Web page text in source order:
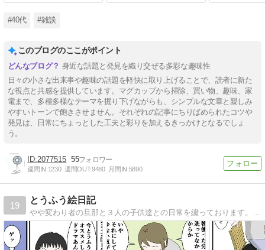
#40代 #雑談
このブログのここがポイント
身近な話題と発見を織り交ぜる多彩な趣味性
日々の小さな出来事や趣味の話題を軽快に取り上げることで、読者に新た
な視点と共感を提供しています。マグカップから掃除、買い物、趣味、家
電まで、多種多様なテーマを掘り下げながらも、シンプルな文章と親しみ
やすいトーンで飽きさせません。それぞれの記事にちりばめられたコツや
発見は、日常にちょっとした工夫と彩りを加えるきっかけとなるでしょ
う。
2077515 55
週間IN:1230 週間OUT:9480 月間IN:5890
19
とうふう絵日記
やや変わり者の旦那と３人の子供達との日常を綴っております。ブログリニューアルしました。